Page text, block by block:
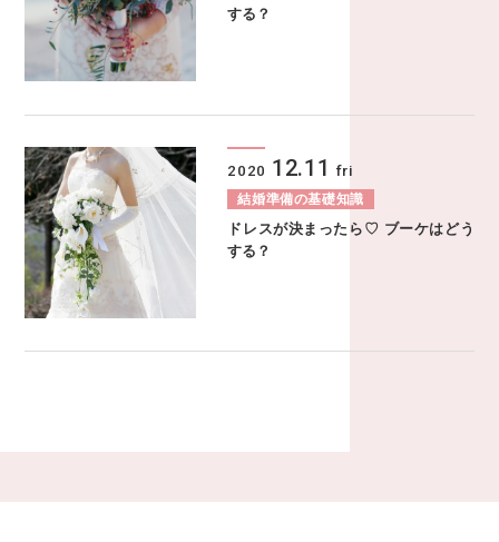
する？
2020 12.11 fri
結婚準備の基礎知識
ドレスが決まったら♡ ブーケはどう
する？